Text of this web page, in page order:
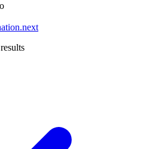
results